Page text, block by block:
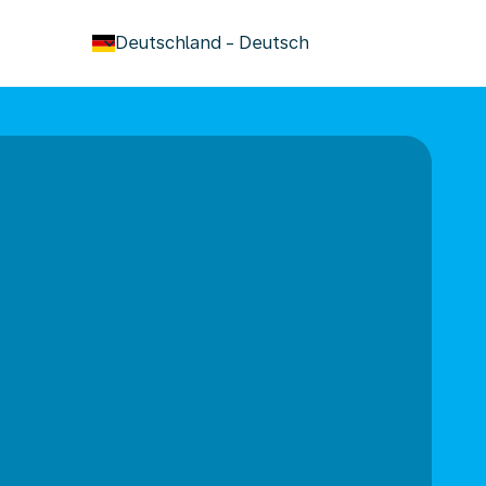
Deutschland - Deutsch
keyboard_arrow_down